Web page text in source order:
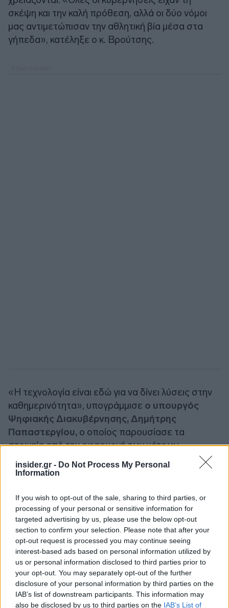
insider.gr - Do Not Process My Personal
Information
If you wish to opt-out of the sale, sharing to third parties, or
processing of your personal or sensitive information for
targeted advertising by us, please use the below opt-out
section to confirm your selection. Please note that after your
opt-out request is processed you may continue seeing
interest-based ads based on personal information utilized by
us or personal information disclosed to third parties prior to
your opt-out. You may separately opt-out of the further
disclosure of your personal information by third parties on the
IAB’s list of downstream participants. This information may
also be disclosed by us to third parties on the IAB’s List of
σκέψη και την καλή πρόθεση, αλλά οι δύο νόμοι
μας αντιμετώπισαν την αθλητική βία μέσα στα
γήπεδα», κατέληξε ο κ. Βρούτσης.
«Η τεχνολογία είναι εδώ για να δίνει λύσεις στην
καθημερινότητα», υπογράμμισε ο υπουργός
Ψηφιακής Διακυβέρνησης, Δημήτρης
Παπαστεργίου, ο οποίος παρουσίασε τα
στοιχεία από την εφαρμογή των μέτρων
αντιμετώπισης της αθλητικής βίας: 1.485.012
προσωποποιημένα εισιτήρια (67% στο
235.340 ανηλίκων και 26.018 αλλοδαπών, 17.139
αιτήματα εξυπηρέτησης στο support.gov.gr.
«Υπήρχαν 966 κάμερες, που απλά υπήρχαν στα
γήπεδα. Μετά τον Φεβρουαρίου του 2024
υπάρχουν 2.597 κάμερες υψηλής ευκρίνειας.
Δόθηκαν λύσεις σε όλα τα ερωτήματα που
υπήρχαν. Τονίζω τη συνεργασία της τότε